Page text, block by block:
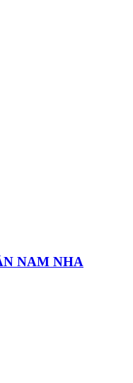
NAM NHA